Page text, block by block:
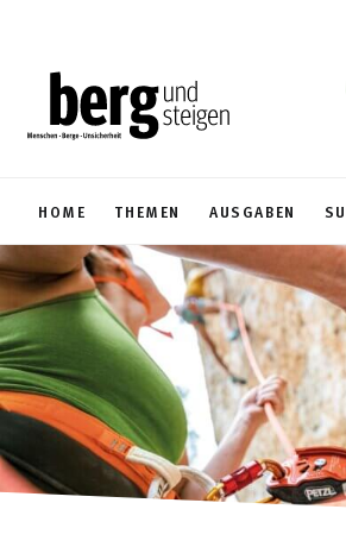
HOME THEMEN AUSGABEN